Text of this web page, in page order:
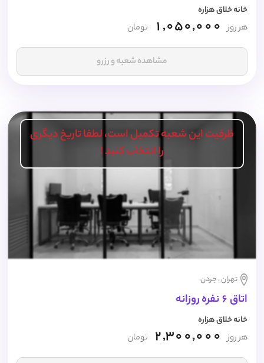
خانه خلاق هزاره
هر روز 1,050,000 تومان
مشاهده شعبه و رزرو
ظرفیت این شعبه تکمیل است، لطفا تاریخ دیگری
را انتخاب کنید !
تهران ، جردن
اتاق 6 نفره روزانه
خانه خلاق هزاره
هر روز 2,300,000 تومان